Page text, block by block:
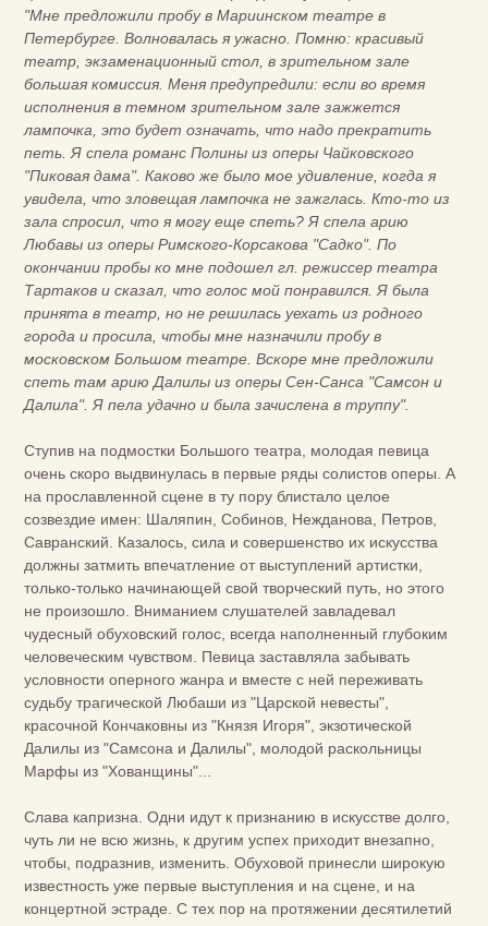
"Мне предложили пробу в Мариинском театре в
Петербурге. Волновалась я ужасно. Помню: красивый
театр, экзаменационный стол, в зрительном зале
большая комиссия. Меня предупредили: если во время
исполнения в темном зрительном зале зажжется
лампочка, это будет означать, что надо прекратить
петь. Я спела романс Полины из оперы Чайковского
"Пиковая дама". Каково же было мое удивление, когда я
увидела, что зловещая лампочка не зажглась. Кто-то из
зала спросил, что я могу еще спеть? Я спела арию
Любавы из оперы Римского-Корсакова "Садко". По
окончании пробы ко мне подошел гл. режиссер театра
Тартаков и сказал, что голос мой понравился. Я была
принята в театр, но не решилась уехать из родного
города и просила, чтобы мне назначили пробу в
московском Большом театре. Вскоре мне предложили
спеть там арию Далилы из оперы Сен-Санса "Самсон и
Далила". Я пела удачно и была зачислена в труппу".
Ступив на подмостки Большого театра, молодая певица
очень скоро выдвинулась в первые ряды солистов оперы. А
на прославленной сцене в ту пору блистало целое
созвездие имен: Шаляпин, Собинов, Нежданова, Петров,
Савранский. Казалось, сила и совершенство их искусства
должны затмить впечатление от выступлений артистки,
только-только начинающей свой творческий путь, но этого
не произошло. Вниманием слушателей завладевал
чудесный обуховский голос, всегда наполненный глубоким
человеческим чувством. Певица заставляла забывать
условности оперного жанра и вместе с ней переживать
судьбу трагической Любаши из "Царской невесты",
красочной Кончаковны из "Князя Игоря", экзотической
Далилы из "Самсона и Далилы", молодой раскольницы
Марфы из "Хованщины"...
Слава капризна. Одни идут к признанию в искусстве долго,
чуть ли не всю жизнь, к другим успех приходит внезапно,
чтобы, подразнив, изменить. Обуховой принесли широкую
известность уже первые выступления и на сцене, и на
концертной эстраде. С тех пор на протяжении десятилетий